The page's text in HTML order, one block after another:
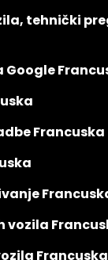
tehnički
Google
Francuska
vozila
Francuska